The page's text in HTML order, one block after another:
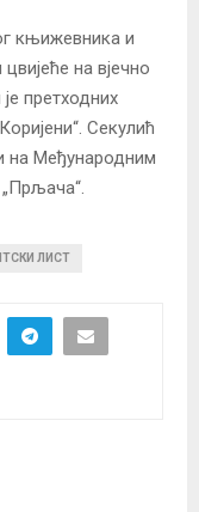
књижевника и
на вјечно
претходних
Секулић
на Међународним
ЛИСТ